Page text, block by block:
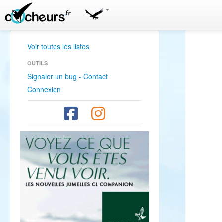
Voir toutes les listes
OUTILS
Signaler un bug - Contact
Connexion